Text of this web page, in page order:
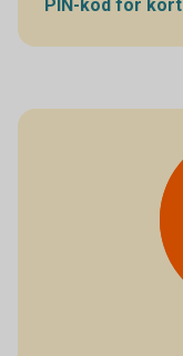
PIN-kod för kort